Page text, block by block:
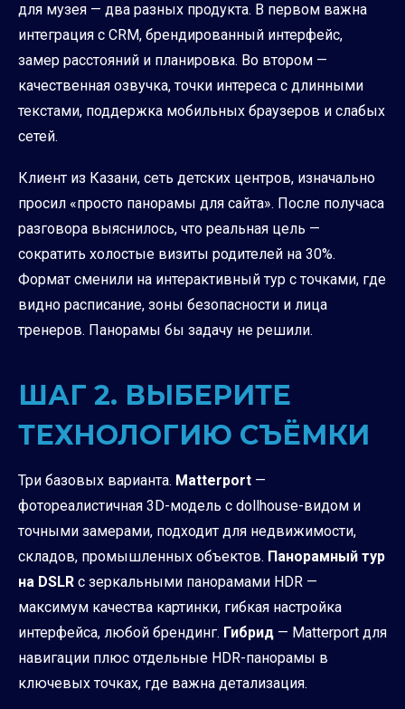
для музея — два разных продукта. В первом важна
интеграция с CRM, брендированный интерфейс,
замер расстояний и планировка. Во втором —
качественная озвучка, точки интереса с длинными
текстами, поддержка мобильных браузеров и слабых
сетей.
Клиент из Казани, сеть детских центров, изначально
просил «просто панорамы для сайта». После получаса
разговора выяснилось, что реальная цель —
сократить холостые визиты родителей на 30%.
Формат сменили на интерактивный тур с точками, где
видно расписание, зоны безопасности и лица
тренеров. Панорамы бы задачу не решили.
ШАГ 2. ВЫБЕРИТЕ
ТЕХНОЛОГИЮ СЪЁМКИ
Три базовых варианта. Matterport —
фотореалистичная 3D-модель с dollhouse-видом и
точными замерами, подходит для недвижимости,
складов, промышленных объектов. Панорамный тур
на DSLR с зеркальными панорамами HDR —
максимум качества картинки, гибкая настройка
интерфейса, любой брендинг. Гибрид — Matterport для
навигации плюс отдельные HDR-панорамы в
ключевых точках, где важна детализация.